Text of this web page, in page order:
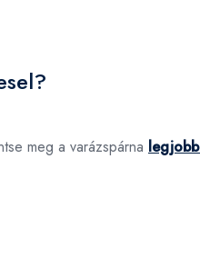
meg a varázspárna